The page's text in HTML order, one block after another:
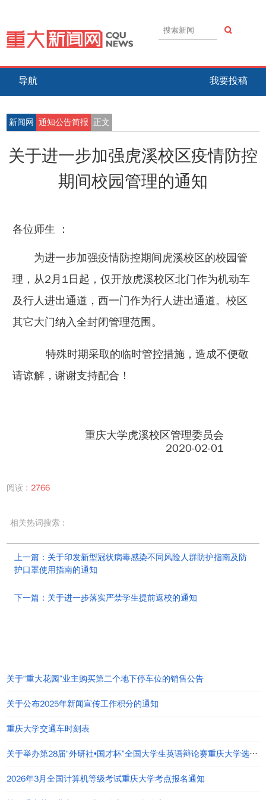
导航 我要投稿
新闻网 通知公告简报 正文
关于进一步加强虎溪校区疫情防控
期间校园管理的通知
​各位师生 ：
为进一步加强疫情防控期间虎溪校区的校园管
理，从2月1日起，仅开放虎溪校区北门作为机动车
及行人进出通道，西一门作为行人进出通道。校区
其它大门纳入全封闭管理范围。
特殊时期采取的临时管控措施，造成不便敬
请谅解，谢谢支持配合！
重庆大学虎溪校区管理委员会
2020-02-01
阅读 : 2766
相关热词搜索 :
上一篇：关于印发新型冠状病毒感染不同风险人群防护指南及防
护口罩使用指南的通知
下一篇：关于进一步落实严禁学生提前返校的通知
关于“重大花园”业主购买第二个地下停车位的销售公告
关于公布2025年新闻宣传工作积分的通知
重庆大学交通车时刻表
关于举办第28届“外研社•国才杯”全国大学生英语辩论赛重庆大学选拔赛的通知
2026年3月全国计算机等级考试重庆大学考点报名通知